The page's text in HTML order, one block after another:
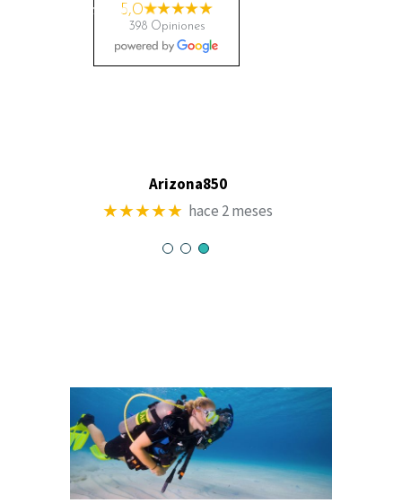
5,0
398 Opiniones
Arizona850
★★★★★ hace 2 meses
● ● ●